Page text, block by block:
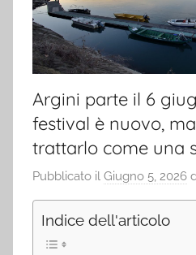
Argini parte il 6
festival è nuovo,
trattarlo come una
Pubblicato il Giugno 5, 2026
Indice dell'articolo